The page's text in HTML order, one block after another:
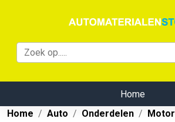
Home
Home
Auto Onderdelen Motor